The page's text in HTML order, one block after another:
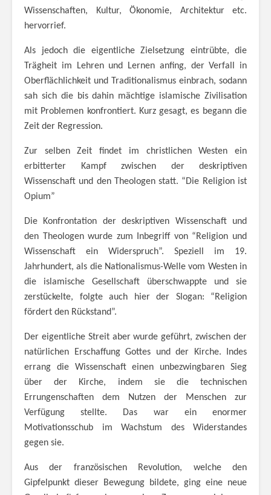
Wissenschaften, Kultur, Ökonomie, Architektur etc.
hervorrief.
Als jedoch die eigentliche Zielsetzung eintrübte, die
Trägheit im Lehren und Lernen anfing, der Verfall in
Oberflächlichkeit und Traditionalismus einbrach, sodann
sah sich die bis dahin mächtige islamische Zivilisation
mit Problemen konfrontiert. Kurz gesagt, es begann die
Zeit der Regression.
Zur selben Zeit findet im christlichen Westen ein
erbitterter Kampf zwischen der deskriptiven
Wissenschaft und den Theologen statt. “Die Religion ist
Opium”
Die Konfrontation der deskriptiven Wissenschaft und
den Theologen wurde zum Inbegriff von “Religion und
Wissenschaft ein Widerspruch”. Speziell im 19.
Jahrhundert, als die Nationalismus-Welle vom Westen in
die islamische Gesellschaft überschwappte und sie
zerstückelte, folgte auch hier der Slogan: “Religion
fördert den Rückstand”.
Der eigentliche Streit aber wurde geführt, zwischen der
natürlichen Erschaffung Gottes und der Kirche. Indes
errang die Wissenschaft einen unbezwingbaren Sieg
über der Kirche, indem sie die technischen
Errungenschaften dem Nutzen der Menschen zur
Verfügung stellte. Das war ein enormer
Motivationsschub im Wachstum des Widerstandes
gegen sie.
Aus der französischen Revolution, welche den
Gipfelpunkt dieser Bewegung bildete, ging eine neue